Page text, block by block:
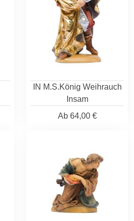
IN M.S.König Weihrauch
Insam
Ab64,00 €